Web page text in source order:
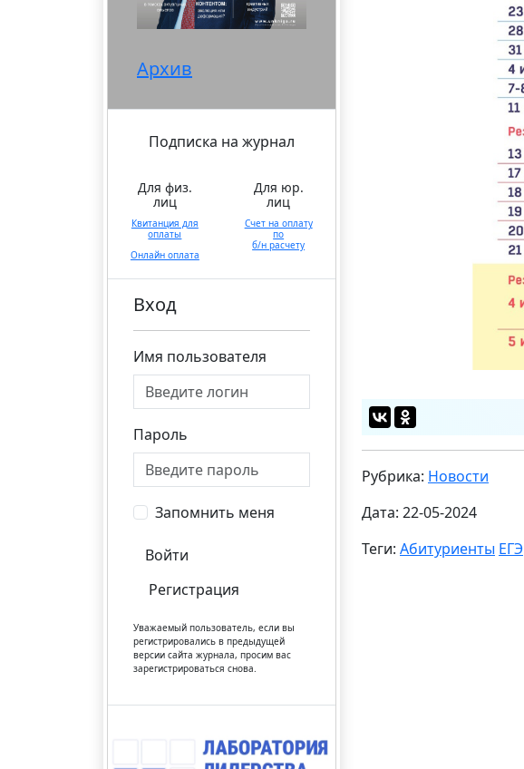
Архив
Подписка на журнал
Для физ.
лиц
Квитанция для
оплаты
Онлайн оплата
Для юр.
лиц
Счет на оплату
по
б/н расчету
Вход
Имя пользователя
Пароль
Запомнить меня
Войти
Регистрация
Уважаемый пользователь, если вы
регистрировались в предыдущей
версии сайта журнала, просим вас
зарегистрироваться снова.
Рубрика: Новости
Дата: 22-05-2024
Теги: Абитуриенты ЕГЭ